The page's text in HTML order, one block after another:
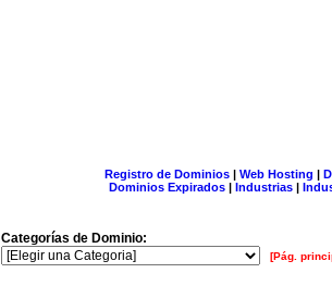
Registro de Dominios| Web Hosting |
Dominios Expirados | Industrias |
Categorías de Dominio:
[Pág.